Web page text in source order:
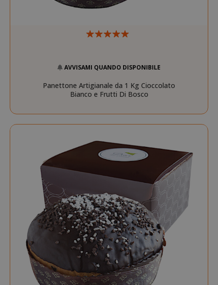
AVVISAMI QUANDO DISPONIBILE
Panettone Artigianale da 1 Kg Cioccolato
Bianco e Frutti Di Bosco